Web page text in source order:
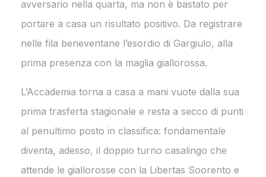
avversario nella quarta, ma non è bastato per
portare a casa un risultato positivo. Da registrare
nelle fila beneventane l’esordio di Gargiulo, alla
prima presenza con la maglia giallorossa.
L’Accademia torna a casa a mani vuote dalla sua
prima trasferta stagionale e resta a secco di punti
al penultimo posto in classifica: fondamentale
diventa, adesso, il doppio turno casalingo che
attende le giallorosse con la Libertas Soorento e